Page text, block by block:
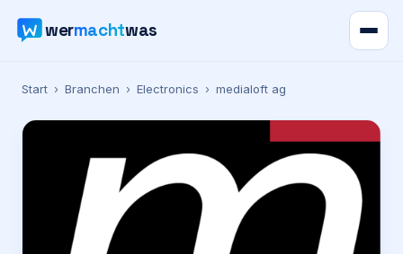
wermachtwas
Verzeichnis
Karte
Ratgeber
Start › Branchen › Electronics › medialoft ag